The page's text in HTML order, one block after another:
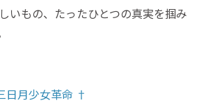
いもの、たったひとつの真実を掴み
日月少女革命 †